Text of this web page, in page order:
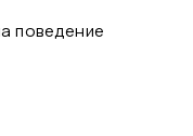
поведение